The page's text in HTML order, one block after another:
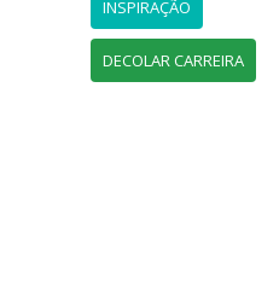
INSPIRAÇÃO
DECOLAR CARREIRA